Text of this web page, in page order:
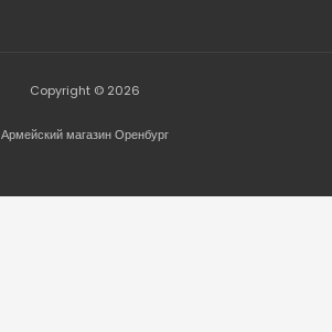
Copyright © 2026
Армейский магазин Оренбург